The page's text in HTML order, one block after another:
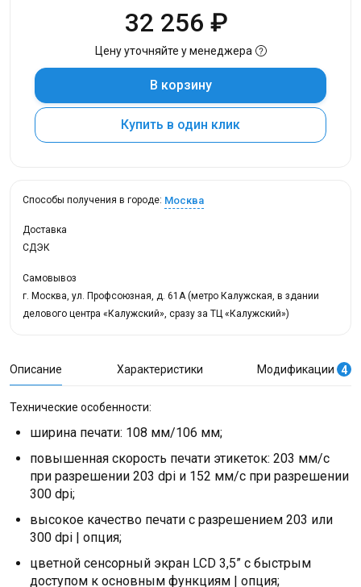
32 256 ₽
Цену уточняйте у менеджера
В корзину
Купить в один клик
Способы получения в городе: Москва
Доставка
СДЭК
Самовывоз
г. Москва, ул. Профсоюзная, д. 61А (метро Калужская, в здании
делового центра «Калужский», сразу за ТЦ «Калужский»)
Описание Характеристики Модификации 4
Технические особенности:
ширина печати: 108 мм/106 мм;
повышенная скорость печати этикеток: 203 мм/с
при разрешении 203 dpi и 152 мм/с при разрешении
300 dpi;
высокое качество печати с разрешением 203 или
300 dpi | опция;
цветной сенсорный экран LCD 3,5” с быстрым
доступом к основным функциям | опция;